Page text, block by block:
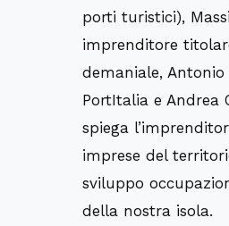
porti turistici),
imprenditore
demaniale,
PortItalia e Andrea
spiega
imprese del
sviluppo
della nostra isola.